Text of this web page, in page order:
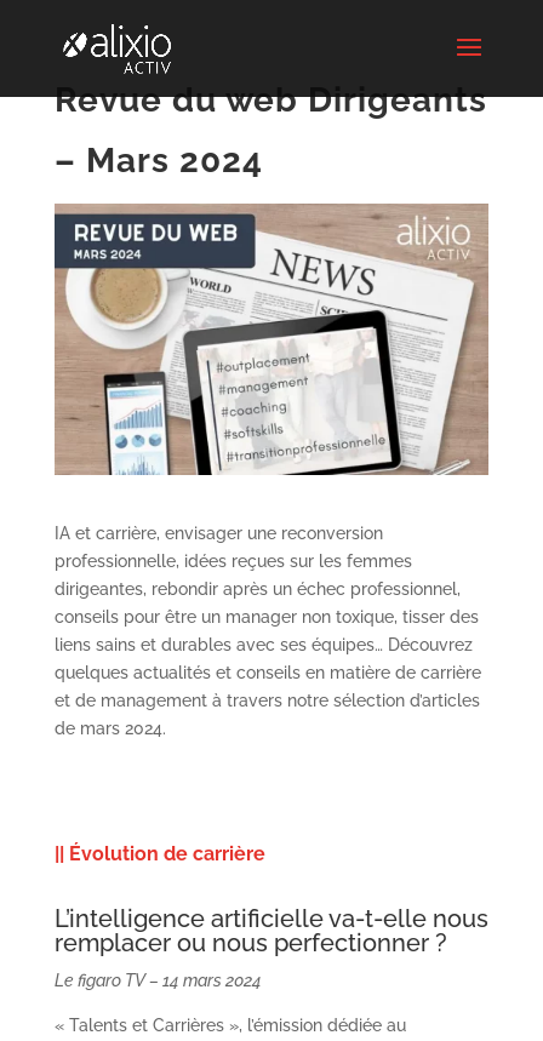
Revue du web Dirigeants
– Mars 2024
IA et carrière, envisager une reconversion
professionnelle, idées reçues sur les femmes
dirigeantes, rebondir après un échec professionnel,
conseils pour être un manager non toxique, tisser des
liens sains et durables avec ses équipes… Découvrez
quelques actualités et conseils en matière de carrière
et de management à travers notre sélection d’articles
de mars 2024.
|| Évolution de carrière
L’intelligence artificielle va-t-elle nous
remplacer ou nous perfectionner ?
Le figaro TV – 14 mars 2024
« Talents et Carrières », l’émission dédiée au